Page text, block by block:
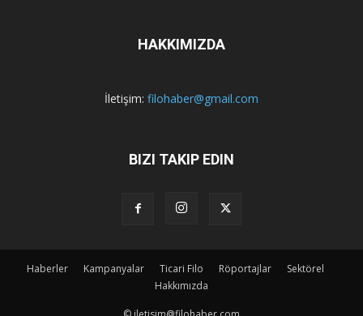
HAKKIMIZDA
İletişim: filohaber@gmail.com
BIZI TAKIP EDIN
Haberler Kampanyalar Ticari Filo Röportajlar
Sektörel
Hakkımızda